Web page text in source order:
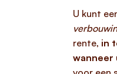
U kunt
rente, in
wanneer